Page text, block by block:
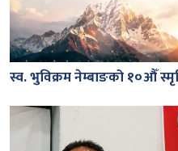
स्व. भुविक्रम नेम्बाङको १०औँ